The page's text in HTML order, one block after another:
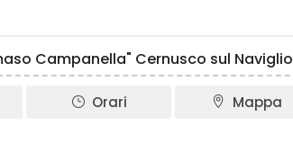
Campanella" Cernusco sul Naviglio
Orari Mappa